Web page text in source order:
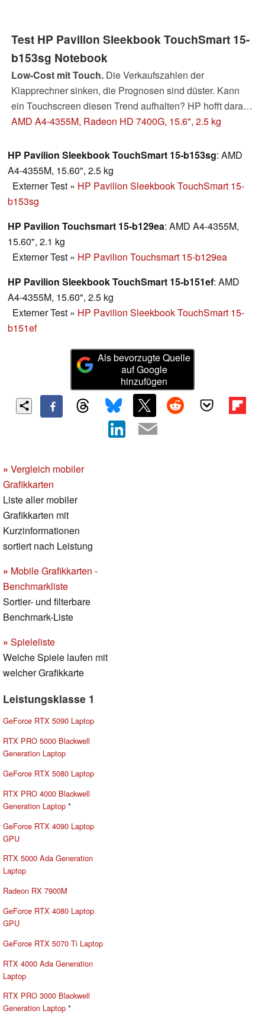
Test HP Pavilion Sleekbook TouchSmart 15-
b153sg Notebook
Low-Cost mit Touch.Die Verkaufszahlen der
Klapprechner sinken, die Prognosen sind düster. Kann
ein Touchscreen diesen Trend aufhalten? HP hofft darauf
und rüstet das 450-Euro-Modell mit einem sensiblen
Trendwende einläuten?
AMD A4-4355M, Radeon HD 7400G, 15.6", 2.5 kg
HP Pavilion Sleekbook TouchSmart 15-b153sg: AMD
A4-4355M, 15.60", 2.5 kg
Externer Test » HP Pavilion Sleekbook TouchSmart 15-
b153sg
HP Pavilion Touchsmart 15-b129ea: AMD A4-4355M,
15.60", 2.1 kg
Externer Test » HP Pavilion Touchsmart 15-b129ea
HP Pavilion Sleekbook TouchSmart 15-b151ef: AMD
A4-4355M, 15.60", 2.5 kg
Externer Test » HP Pavilion Sleekbook TouchSmart 15-
b151ef
Als bevorzugte Quelle
auf Google
hinzufügen
» Vergleich mobiler
Grafikkarten
Liste aller mobiler
Grafikkarten mit
Kurzinformationen
sortiert nach Leistung
» Mobile Grafikkarten -
Benchmarkliste
Sortier- und filterbare
Benchmark-Liste
» Spieleliste
Welche Spiele laufen mit
welcher Grafikkarte
Leistungsklasse 1
GeForce RTX 5090 Laptop
RTX PRO 5000 Blackwell
Generation Laptop
GeForce RTX 5080 Laptop
RTX PRO 4000 Blackwell
Generation Laptop *
GeForce RTX 4090 Laptop
GPU
RTX 5000 Ada Generation
Laptop
Radeon RX 7900M
GeForce RTX 4080 Laptop
GPU
GeForce RTX 5070 Ti Laptop
RTX 4000 Ada Generation
Laptop
RTX PRO 3000 Blackwell
Generation Laptop *